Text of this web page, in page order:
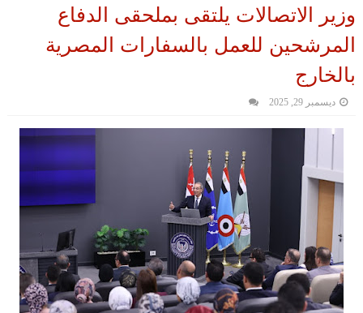
وزير الاتصالات يلتقى بملحقى الدفاع
المرشحين للعمل بالسفارات المصرية
بالخارج
ديسمبر 29, 2025